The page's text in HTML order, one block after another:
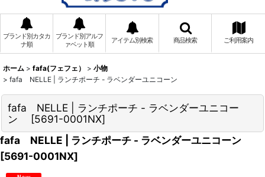
ブランド別カタカ
ナ順
ブランド別アルフ
ァベット順
アイテム別検索 商品検索 ご利用案内
ホーム > fafa(フェフェ） > 小物
> fafa NELLE | ランチポーチ - ラベンダーユニコーン
fafa NELLE | ランチポーチ - ラベンダーユニコー
ン
[5691-0001NX]
fafa NELLE | ランチポーチ - ラベンダーユニコーン
[5691-0001NX]